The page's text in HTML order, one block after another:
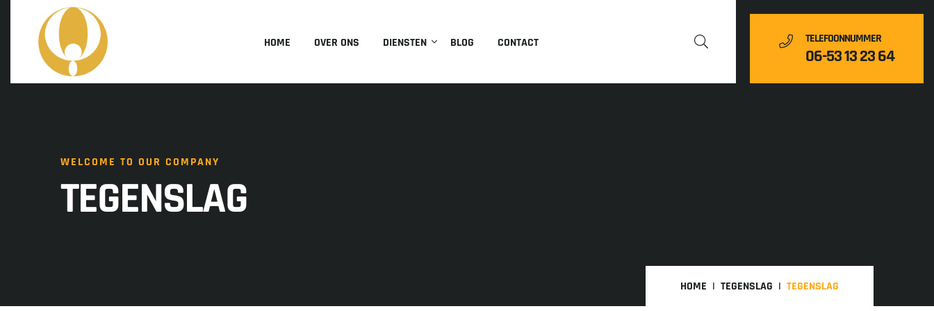
HOME OVER ONS DIENSTEN BLOG CONTACT TELEFOONNUMMER
06-53 13 23 64
WELCOME TO OUR COMPANY
TEGENSLAG
HOME TEGENSLAG TEGENSLAG